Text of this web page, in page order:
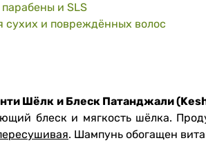
и SLS
сухих и повреждённых волос
Шёлк и Блеск Патанджали
блеск и мягкость шёлка.
. Шампунь обогащен